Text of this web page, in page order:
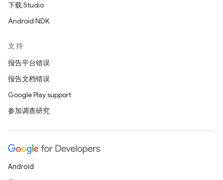
下载 Studio
Android NDK
支持
报告平台错误
报告文档错误
Google Play support
参加调查研究
Android